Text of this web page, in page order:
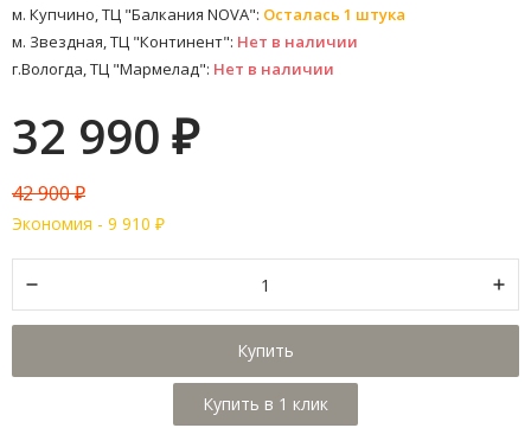
м. Купчино, ТЦ "Балкания NOVA": Осталась 1 штука
м. Звездная, ТЦ "Континент": Нет в наличии
г.Вологда, ТЦ "Мармелад": Нет в наличии
32 990 ₽
42 900₽
Экономия - 9 910 ₽
Купить